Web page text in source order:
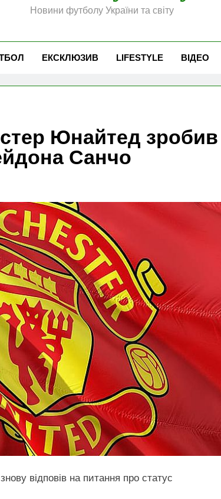
Новини футболу України та світу
ЕКСКЛЮЗИВ LIFESTYLE ВІДЕО
Юнайтед зробив
Санчо
знову відповів на питання про статус